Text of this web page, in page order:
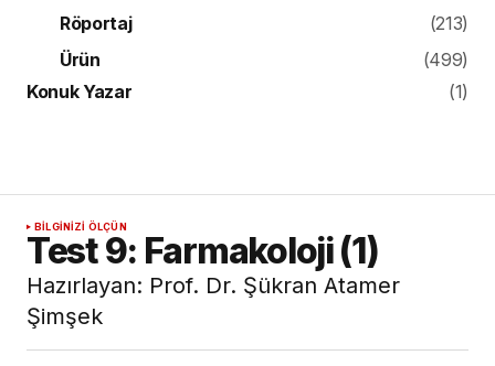
Röportaj
(213)
Ürün
(499)
Konuk Yazar
(1)
BILGINIZI ÖLÇÜN
Test 9: Farmakoloji (1)
Hazırlayan: Prof. Dr. Şükran Atamer
Şimşek